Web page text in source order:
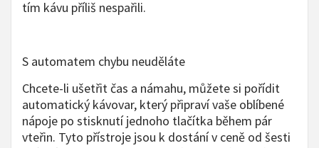
tím kávu příliš nespařili.
S automatem chybu neuděláte
Chcete-li ušetřit čas a námahu, můžete si pořídit
automatický kávovar, který připraví vaše oblíbené
nápoje po stisknutí jednoho tlačítka během pár
vteřin. Tyto přístroje jsou k dostání v ceně od šesti